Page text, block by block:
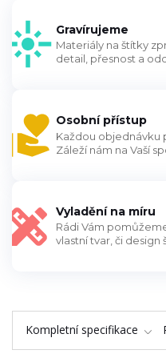
Gravírujeme
Materiály na štítky
detail, přesnost a
Osobní přístup
Každou objednávku
Záleží nám na Vaší
Vyladění na míru
Rádi Vám
vlastní tvar, či design
Kompletní specifikace